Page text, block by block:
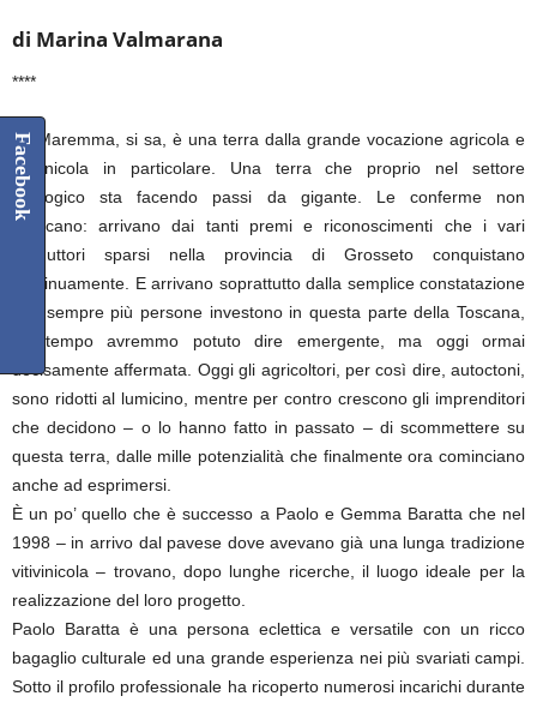
di Marina Valmarana
****
La Maremma, si sa, è una terra dalla grande vocazione agricola e
vitivinicola in particolare. Una terra che proprio nel settore
enologico sta facendo passi da gigante. Le conferme non
mancano: arrivano dai tanti premi e riconoscimenti che i vari
produttori sparsi nella provincia di Grosseto conquistano
continuamente. E arrivano soprattutto dalla semplice constatazione
che sempre più persone investono in questa parte della Toscana,
un tempo avremmo potuto dire emergente, ma oggi ormai
decisamente affermata. Oggi gli agricoltori, per così dire, autoctoni,
sono ridotti al lumicino, mentre per contro crescono gli imprenditori
che decidono – o lo hanno fatto in passato – di scommettere su
questa terra, dalle mille potenzialità che finalmente ora cominciano
anche ad esprimersi.
È un po’ quello che è successo a Paolo e Gemma Baratta che nel
1998 – in arrivo dal pavese dove avevano già una lunga tradizione
vitivinicola – trovano, dopo lunghe ricerche, il luogo ideale per la
realizzazione del loro progetto.
Paolo Baratta è una persona eclettica e versatile con un ricco
bagaglio culturale ed una grande esperienza nei più svariati campi.
Sotto il profilo professionale ha ricoperto numerosi incarichi durante
Facebook